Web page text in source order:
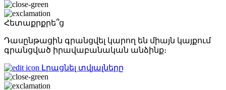
Հետաքրքրե՞ց
Դասընթացին գրանցվել կարող են միայն կայքում
գրանցված իրավաբանական անձինք։
Լրացնել տվյալները